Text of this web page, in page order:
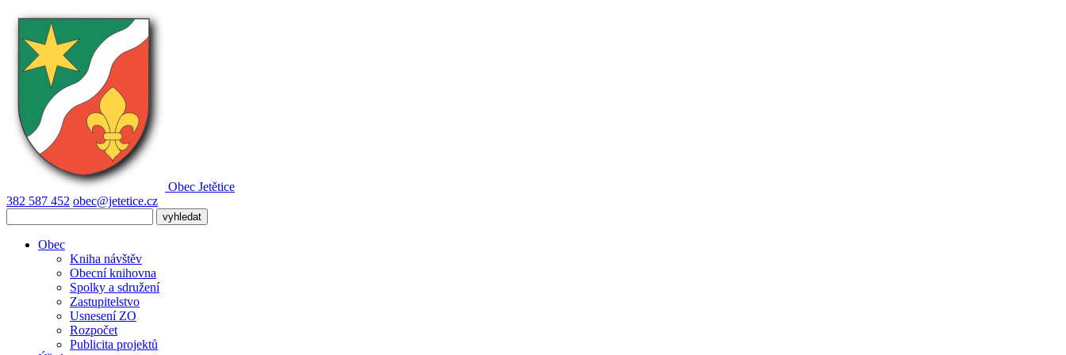
Obec Jetětice
382 587 452 obec@jetetice.cz
Obec
Kniha návštěv
Obecní knihovna
Spolky a sdružení
Zastupitelstvo
Usnesení ZO
Rozpočet
Publicita projektů